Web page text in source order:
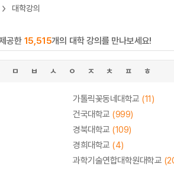
대학강의
공한 15,515개의 대학 강의를 만나보세요!
ㅁ ㅂ ㅅ ㅇ ㅈ ㅊ ㅍ ㅎ
가톨릭꽃동네대학교 (11)
건국대학교 (999)
경북대학교 (109)
경희대학교 (4)
과학기술연합대학원대학교